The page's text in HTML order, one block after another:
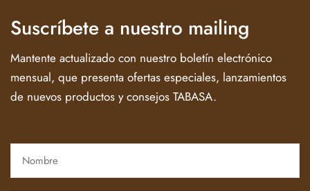
Suscríbete a nuestro mailing
Mantente actualizado con nuestro boletín electrónico
mensual, que presenta ofertas especiales, lanzamientos
de nuevos productos y consejos TABASA.